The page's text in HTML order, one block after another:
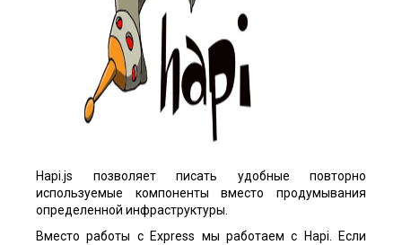
Hapi.js позволяет писать удобные повторно
используемые компоненты вместо продумывания
определенной инфраструктуры.
Вместо работы с Express мы работаем с Hapi. Если